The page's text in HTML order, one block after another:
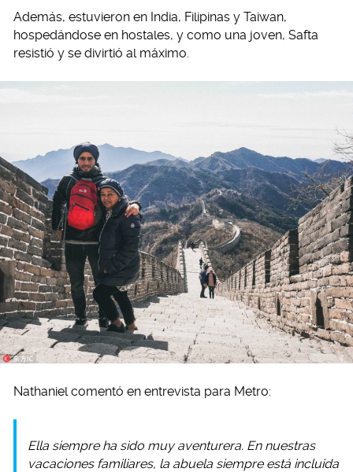
Además, estuvieron en India, Filipinas y Taiwan,
hospedándose en hostales, y como una joven, Safta
resistió y se divirtió al máximo.
Nathaniel comentó en entrevista para Metro:
Ella siempre ha sido muy aventurera. En nuestras
vacaciones familiares, la abuela siempre está incluida